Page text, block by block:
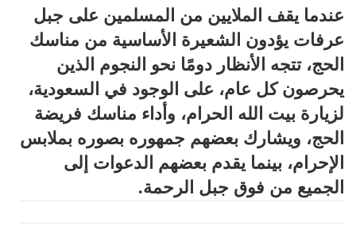
عندما يقف الملايين من المسلمين على جبل
عرفات يؤدون الشعيرة الأساسية من مناسك
الحج، تتجه الأنظار دومًا نحو النجوم الذين
يحرصون كل عام، على الوجود في السعودية،
لزيارة بيت الله الحرام، وأداء مناسك فريضة
الحج، ويشارك بعضهم جمهوره بصوره بملابس
الإحرام، بينما يقدم بعضهم الدعوات إلى
الجميع من فوق جبل الرحمة.